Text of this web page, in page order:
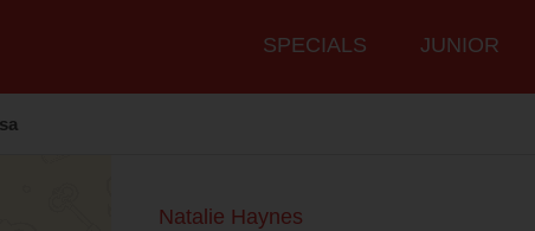
Hauptmenü
SPECIALS JUNIOR
Natalie Haynes